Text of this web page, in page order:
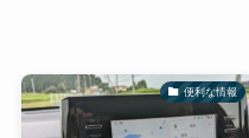
便利な情報